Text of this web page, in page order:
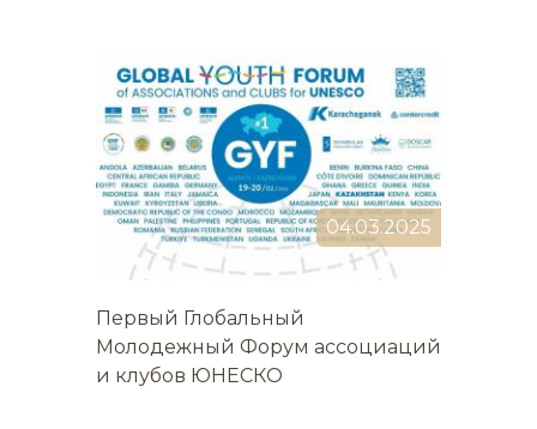
04.03.2025
Первый Глобальный
Молодежный Форум ассоциаций
и клубов ЮНЕСКО